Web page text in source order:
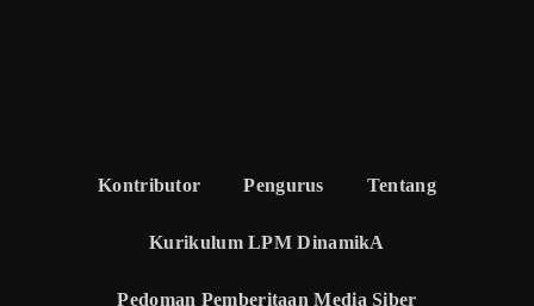
Kontributor Pengurus Tentang
Kurikulum LPM DinamikA
Pedoman Pemberitaan Media Siber